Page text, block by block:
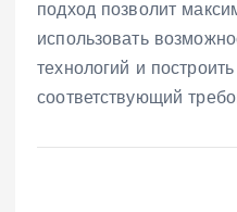
подход позволит
использовать
технологий и
соответствующий